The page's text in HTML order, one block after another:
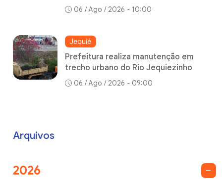
06 / Ago / 2026 - 10:00
Jequié
Prefeitura realiza manutenção em
trecho urbano do Rio Jequiezinho
06 / Ago / 2026 - 09:00
Arquivos
2026